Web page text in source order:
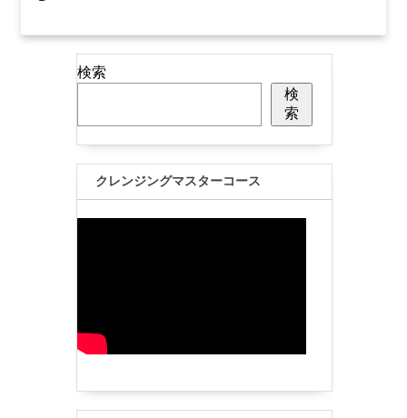
検索
検
索
クレンジングマスターコース